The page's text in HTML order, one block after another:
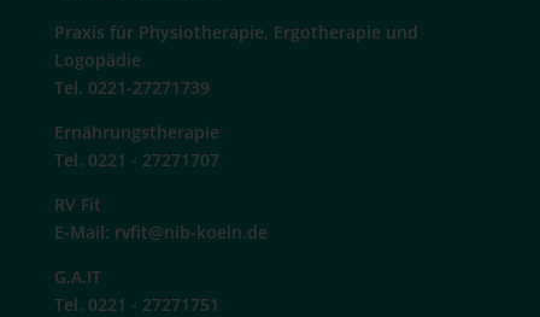
Praxis für Physiotherapie, Ergotherapie und
Logopädie
Tel. 0221-27271739
Ernährungstherapie
Tel. 0221 - 27271707
RV Fit
E-Mail: rvfit@nib-koeln.de
G.A.IT
Tel. 0221 - 27271751